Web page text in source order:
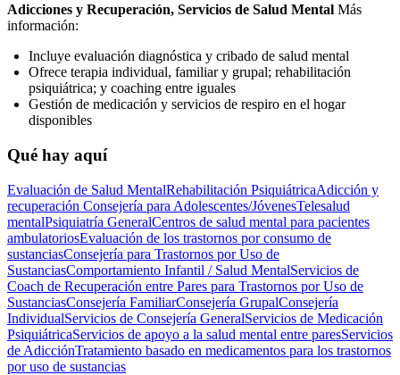
Adicciones y Recuperación, Servicios de Salud Mental Más
información:
Incluye evaluación diagnóstica y cribado de salud mental
Ofrece terapia individual, familiar y grupal; rehabilitación
psiquiátrica; y coaching entre iguales
Gestión de medicación y servicios de respiro en el hogar
disponibles
Qué hay aquí
Evaluación de Salud MentalRehabilitación PsiquiátricaAdicción y
recuperación Consejería para Adolescentes/JóvenesTelesalud
mentalPsiquiatría GeneralCentros de salud mental para pacientes
ambulatoriosEvaluación de los trastornos por consumo de
sustanciasConsejería para Trastornos por Uso de
SustanciasComportamiento Infantil / Salud MentalServicios de
Coach de Recuperación entre Pares para Trastornos por Uso de
SustanciasConsejería FamiliarConsejería GrupalConsejería
IndividualServicios de Consejería GeneralServicios de Medicación
PsiquiátricaServicios de apoyo a la salud mental entre paresServicios
de AdicciónTratamiento basado en medicamentos para los trastornos
por uso de sustancias